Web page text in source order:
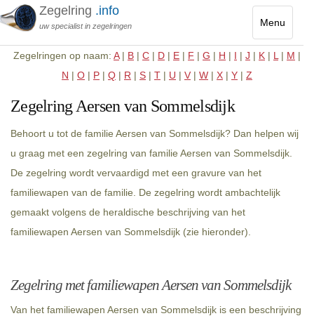
Menu
Toggle
Zegelring .info
uw specialist in zegelringen
Zegelringen op naam: A| B | C | D | E | F | G | H | I | J | K | L | M |
N | O | P | Q | R | S | T | U | V | W | X | Y | Z
Zegelring Aersen van Sommelsdijk
Behoort u tot de familie Aersen van Sommelsdijk? Dan helpen wij
u graag met een zegelring van familie Aersen van Sommelsdijk.
De zegelring wordt vervaardigd met een gravure van het
familiewapen van de familie. De zegelring wordt ambachtelijk
gemaakt volgens de heraldische beschrijving van het
familiewapen Aersen van Sommelsdijk (zie hieronder).
Zegelring met familiewapen Aersen van Sommelsdijk
Van het familiewapen Aersen van Sommelsdijk is een beschrijving